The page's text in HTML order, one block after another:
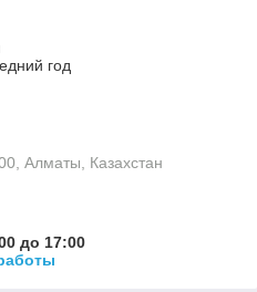
год
Алматы, Казахстан
до 17:00